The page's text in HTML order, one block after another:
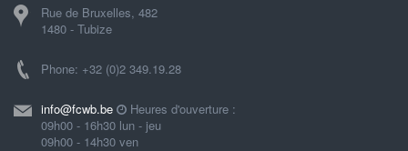
Rue de Bruxelles, 482
1480 - Tubize
Phone: +32 (0)2 349.19.28
info@fcwb.be
Heures d'ouverture :
09h00 - 16h30 lun - jeu
09h00 - 14h30 ven